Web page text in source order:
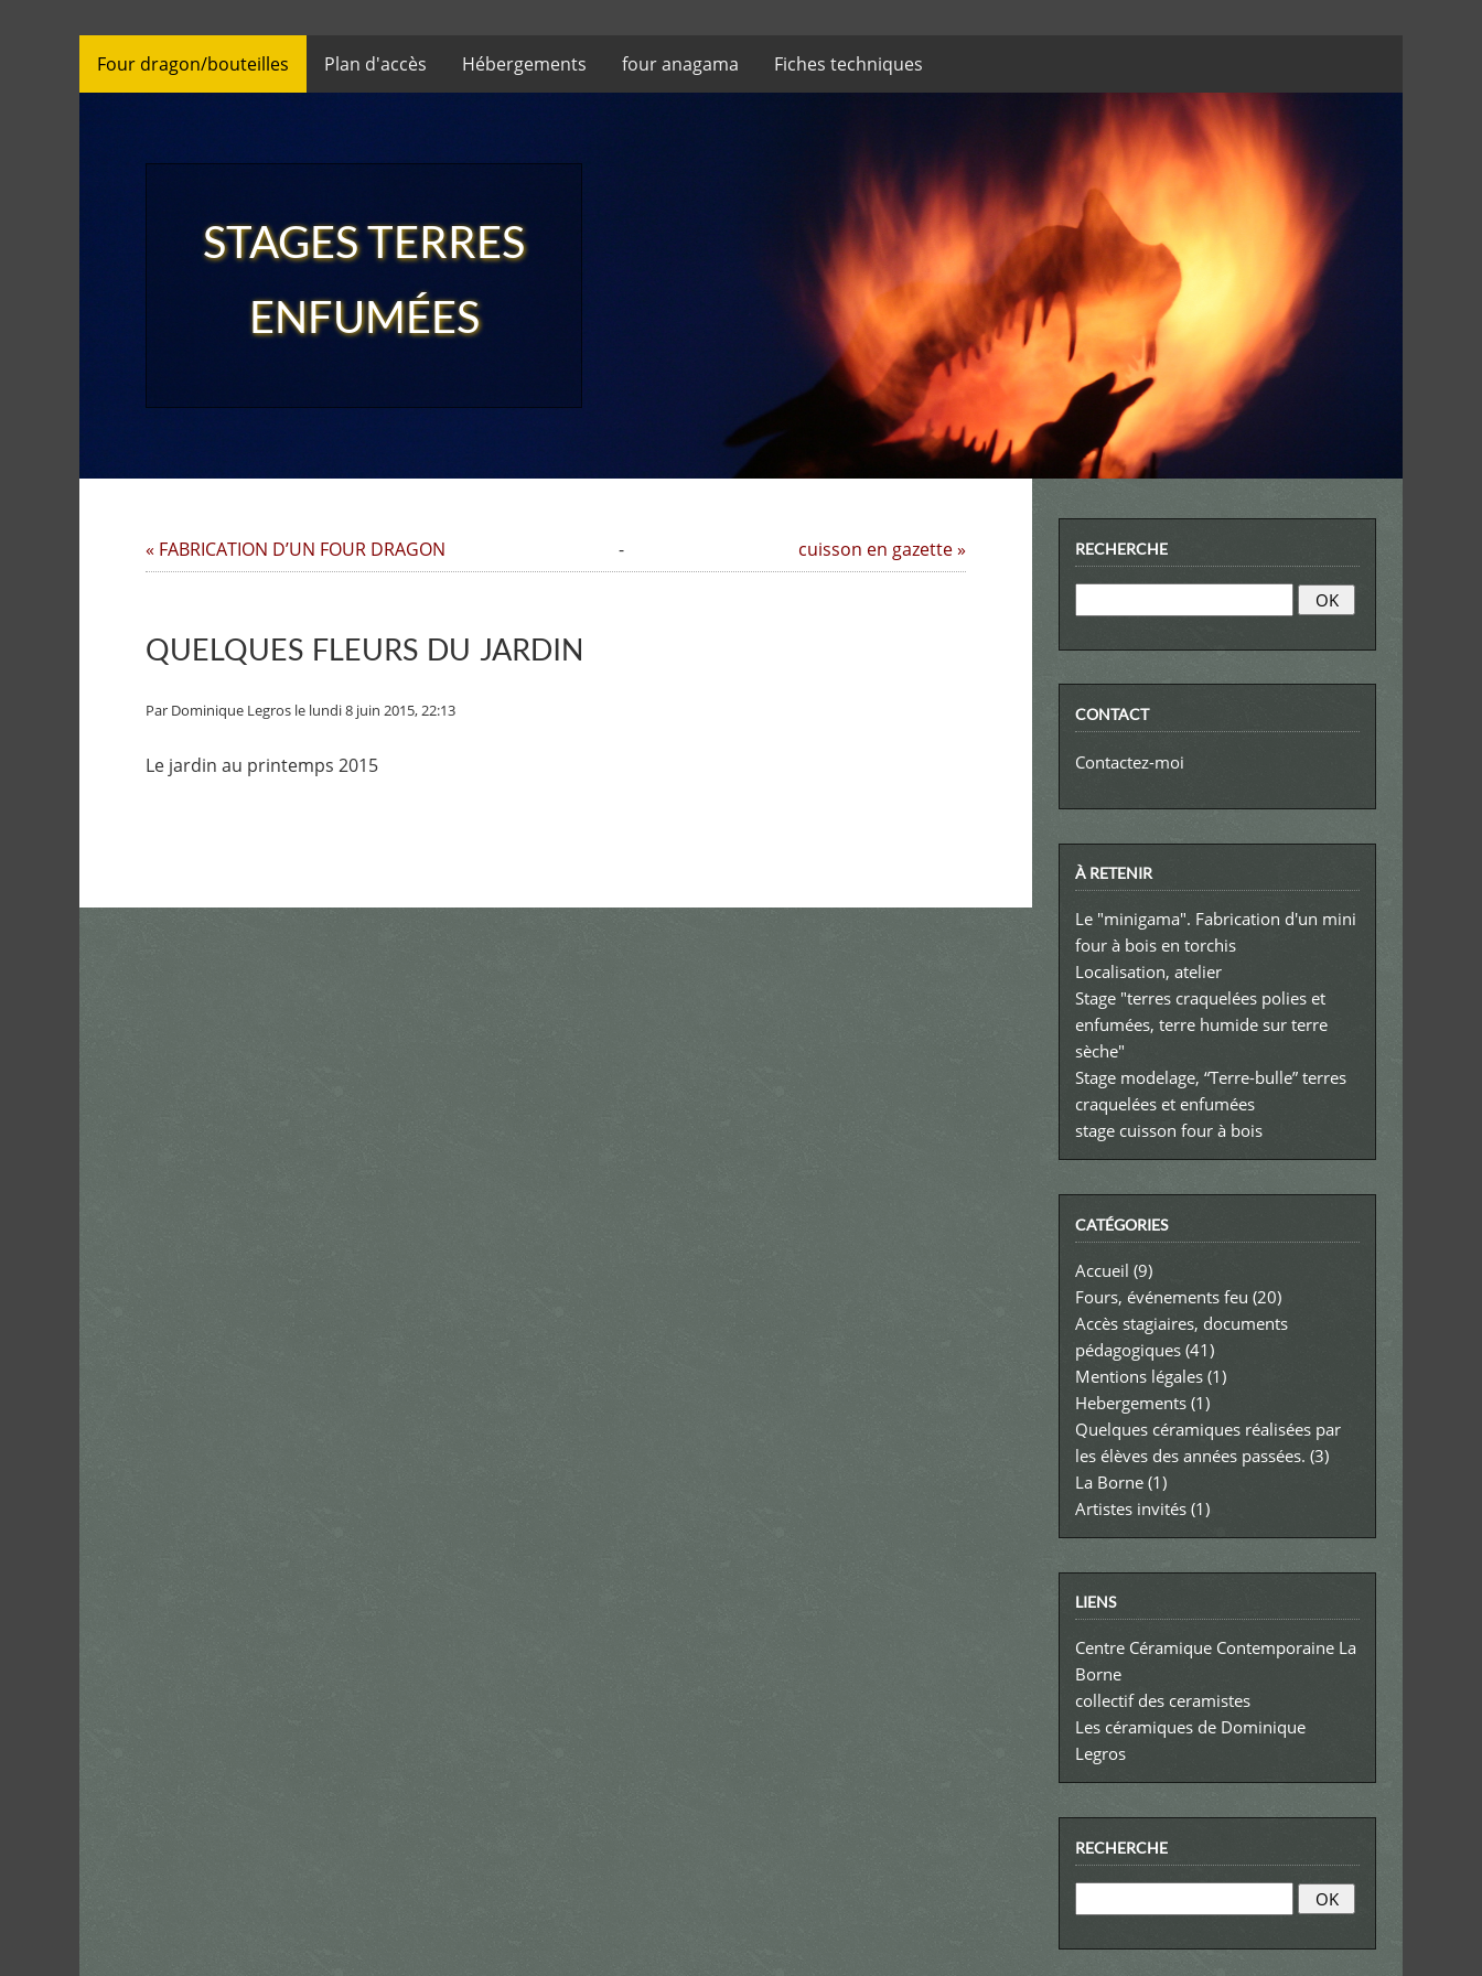
Four dragon/bouteilles Plan d'accès Hébergements four anagama Fiches techniques
STAGES TERRES
ENFUMÉES
« FABRICATION D’UN FOUR DRAGON - cuisson en gazette »
QUELQUES FLEURS DU JARDIN
Par Dominique Legros le lundi 8 juin 2015, 22:13
Le jardin au printemps 2015
RECHERCHE
CONTACT
Contactez-moi
À RETENIR
Le "minigama". Fabrication d'un mini
four à bois en torchis
Localisation, atelier
Stage "terres craquelées polies et
enfumées, terre humide sur terre
sèche"
Stage modelage, “Terre-bulle” terres
craquelées et enfumées
stage cuisson four à bois
CATÉGORIES
Accueil (9)
Fours, événements feu (20)
Accès stagiaires, documents
pédagogiques (41)
Mentions légales (1)
Hebergements (1)
Quelques céramiques réalisées par
les élèves des années passées. (3)
La Borne (1)
Artistes invités (1)
LIENS
Centre Céramique Contemporaine La
Borne
collectif des ceramistes
Les céramiques de Dominique
Legros
RECHERCHE